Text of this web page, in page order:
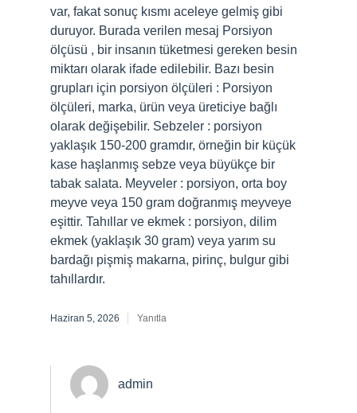
var, fakat sonuç kısmı aceleye gelmiş gibi
duruyor. Burada verilen mesaj Porsiyon
ölçüsü , bir insanın tüketmesi gereken besin
miktarı olarak ifade edilebilir. Bazı besin
grupları için porsiyon ölçüleri : Porsiyon
ölçüleri, marka, ürün veya üreticiye bağlı
olarak değişebilir. Sebzeler : porsiyon
yaklaşık 150-200 gramdır, örneğin bir küçük
kase haşlanmış sebze veya büyükçe bir
tabak salata. Meyveler : porsiyon, orta boy
meyve veya 150 gram doğranmış meyveye
eşittir. Tahıllar ve ekmek : porsiyon, dilim
ekmek (yaklaşık 30 gram) veya yarım su
bardağı pişmiş makarna, pirinç, bulgur gibi
tahıllardır.
Haziran 5, 2026 Yanıtla
admin